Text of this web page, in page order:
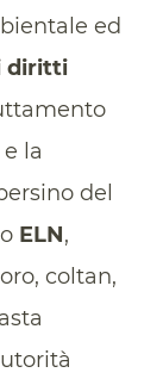
ed
diritti
la
del
ELN,
coltan,